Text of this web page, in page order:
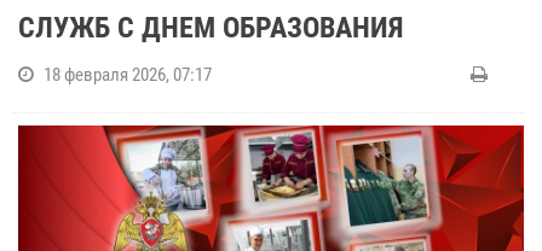
СЛУЖБ С ДНЕМ ОБРАЗОВАНИЯ
18 февраля 2026, 07:17